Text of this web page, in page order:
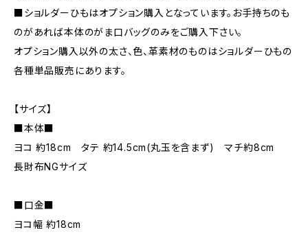
■ショルダーひもはオプション購入となっています。お手持ちのも
のがあれば本体のがま口バッグのみをご購入下さい。
オプション購入以外の太さ、色、革素材のものはショルダーひもの
各種単品販売にあります。
【サイズ】
■本体■
ヨコ 約18cm タテ 約14.5cm(丸玉を含まず) マチ約8cm
長財布NGサイズ
■口金■
ヨコ幅 約18cm